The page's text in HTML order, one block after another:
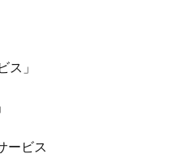
ス」
ービス